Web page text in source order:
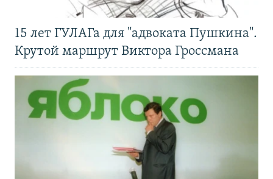
15 лет ГУЛАГа для "адвоката Пушкина".
Крутой маршрут Виктора Гроссмана